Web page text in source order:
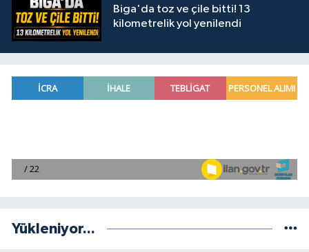
Biga'da toz ve çile bitti! 13
kilometrelik yol yenilendi
Yükleniyor...